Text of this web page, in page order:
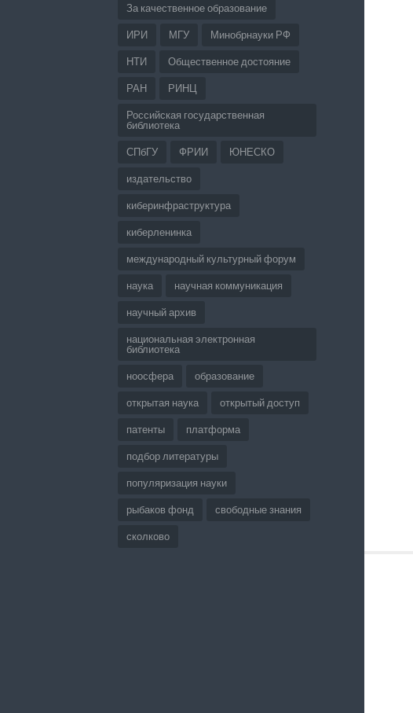
За качественное образование
ИРИ МГУ Минобрнауки РФ
НТИ Общественное достояние
РАН РИНЦ
Российская государственная
библиотека
СПбГУ ФРИИ ЮНЕСКО
издательство
киберинфраструктура
киберленинка
международный культурный форум
наука научная коммуникация
научный архив
национальная электронная
библиотека
ноосфера образование
открытая наука открытый доступ
патенты платформа
подбор литературы
популяризация науки
рыбаков фонд свободные знания
сколково